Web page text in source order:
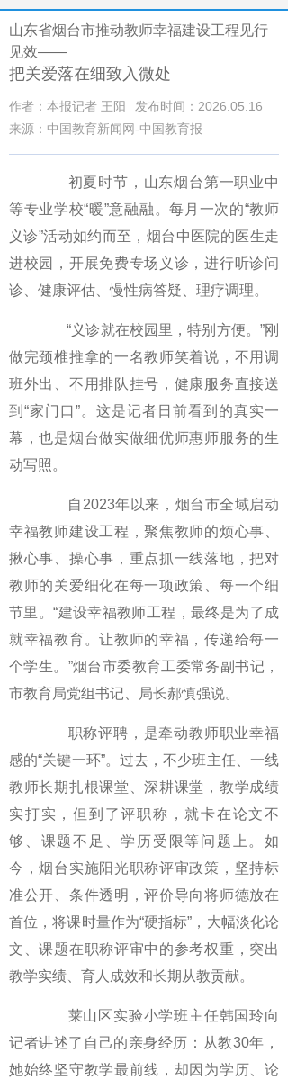
山东省烟台市推动教师幸福建设工程见行
见效——
把关爱落在细致入微处
作者：本报记者 王阳
发布时间：2026.05.16
来源：中国教育新闻网-中国教育报
初夏时节，山东烟台第一职业中
等专业学校“暖”意融融。每月一次的“教师
义诊”活动如约而至，烟台中医院的医生走
进校园，开展免费专场义诊，进行听诊问
诊、健康评估、慢性病答疑、理疗调理。
“义诊就在校园里，特别方便。”刚
做完颈椎推拿的一名教师笑着说，不用调
班外出、不用排队挂号，健康服务直接送
到“家门口”。这是记者日前看到的真实一
幕，也是烟台做实做细优师惠师服务的生
动写照。
自2023年以来，烟台市全域启动
幸福教师建设工程，聚焦教师的烦心事、
揪心事、操心事，重点抓一线落地，把对
教师的关爱细化在每一项政策、每一个细
节里。“建设幸福教师工程，最终是为了成
就幸福教育。让教师的幸福，传递给每一
个学生。”烟台市委教育工委常务副书记，
市教育局党组书记、局长郝慎强说。
职称评聘，是牵动教师职业幸福
感的“关键一环”。过去，不少班主任、一线
教师长期扎根课堂、深耕课堂，教学成绩
实打实，但到了评职称，就卡在论文不
够、课题不足、学历受限等问题上。如
今，烟台实施阳光职称评审政策，坚持标
准公开、条件透明，评价导向将师德放在
首位，将课时量作为“硬指标”，大幅淡化论
文、课题在职称评审中的参考权重，突出
教学实绩、育人成效和长期从教贡献。
莱山区实验小学班主任韩国玲向
记者讲述了自己的亲身经历：从教30年，
她始终坚守教学最前线，却因为学历、论